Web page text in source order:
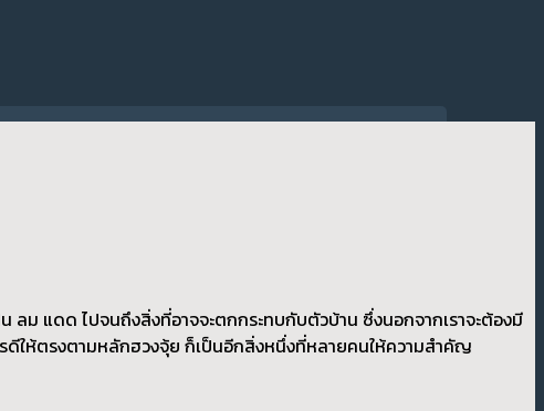
ลม แดด ไปจนถึงสิ่งที่อาจจะตกกระทบกับตัวบ้าน ซึ่งนอกจากเราจะต้องมี
ดีให้ตรงตามหลักฮวงจุ้ย ก็เป็นอีกสิ่งหนึ่งที่หลายคนให้ความสำคัญ